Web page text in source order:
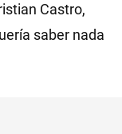
Castro,
saber nada